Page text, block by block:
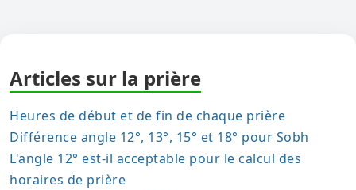
Articles sur la prière
Heures de début et de fin de chaque prière
Différence angle 12°, 13°, 15° et 18° pour Sobh
L'angle 12° est-il acceptable pour le calcul des
horaires de prière